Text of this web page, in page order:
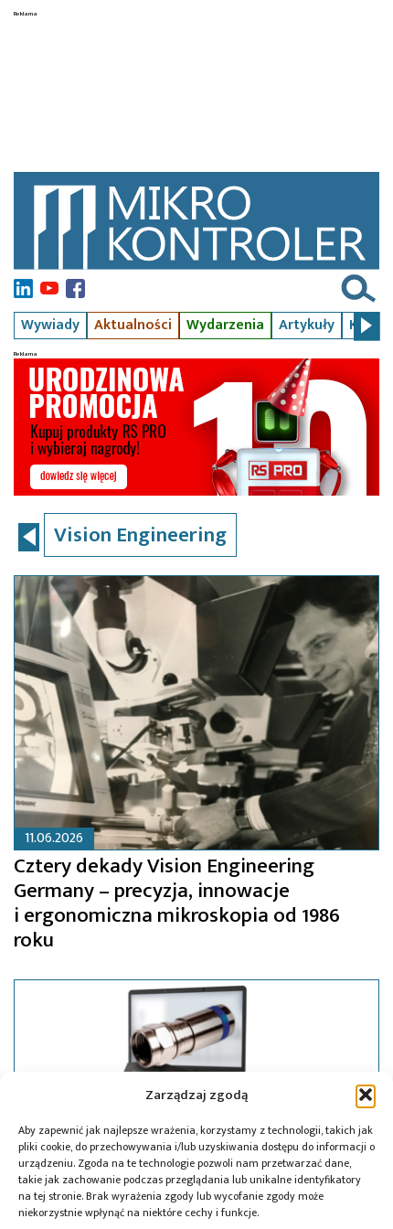
Zarządzaj zgodą
Aby zapewnić jak najlepsze wrażenia, korzystamy z technologii, takich jak
pliki cookie, do przechowywania i/lub uzyskiwania dostępu do informacji o
urządzeniu. Zgoda na te technologie pozwoli nam przetwarzać dane,
takie jak zachowanie podczas przeglądania lub unikalne identyfikatory
na tej stronie. Brak wyrażenia zgody lub wycofanie zgody może
niekorzystnie wpłynąć na niektóre cechy i funkcje.
Wywiady Aktualności Wydarzenia Artykuły Kursy
Vision Engineering
11.06.2026
Cztery dekady Vision Engineering
Germany – precyzja, innowacje
i ergonomiczna mikroskopia od 1986
roku